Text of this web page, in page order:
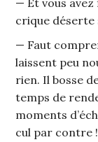
crique déserte
— Faut
laissent peu
rien. Il bosse
temps de
moments
cul par contre